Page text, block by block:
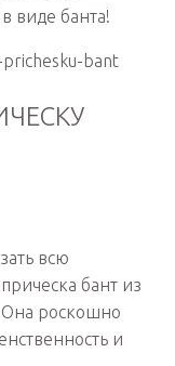
виде банта!
bant
всю
бант из
Она роскошно
и